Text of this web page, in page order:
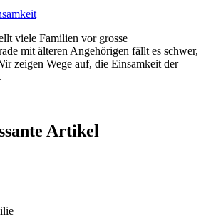
viele Familien vor grosse
mit älteren Angehörigen fällt es schwer,
zeigen Wege auf, die Einsamkeit der
Artikel